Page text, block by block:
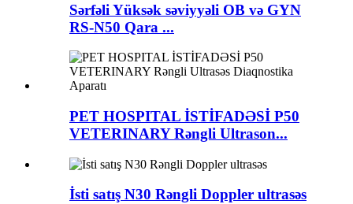
Sərfəli Yüksək səviyyəli OB və GYN
RS-N50 ​​Qara ...
PET HOSPITAL İSTİFADƏSİ P50
VETERINARY Rəngli Ultrason...
İsti satış N30 Rəngli Doppler ultrasəs